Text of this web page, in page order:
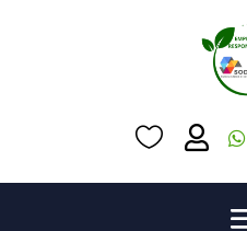
  